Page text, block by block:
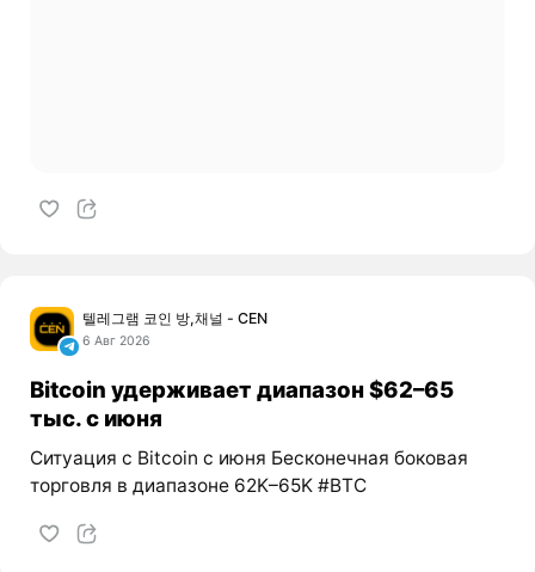
텔레그램 코인 방,채널 - CEN
6 Авг 2026
Bitcoin удерживает диапазон $62–65
тыс. с июня
Ситуация с Bitcoin с июня Бесконечная боковая
торговля в диапазоне 62K–65K #BTC